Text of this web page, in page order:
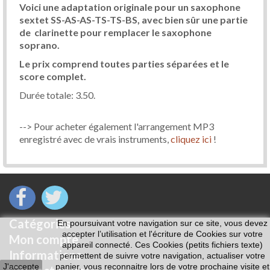
J'accepte
En poursuivant votre navigation sur ce site, vous devez
accepter l’utilisation et l'écriture de Cookies sur votre
appareil connecté. Ces Cookies (petits fichiers texte)
permettent de suivre votre navigation, actualiser votre
panier, vous reconnaitre lors de votre prochaine visite et
Voici une adaptation originale pour un saxophone
sextet SS-AS-AS-TS-TS-BS, avec bien sûr une partie
de clarinette pour remplacer le saxophone
soprano.
Le prix comprend toutes parties séparées et le
score complet.
Durée totale: 3.50.
--> Pour acheter également l'arrangement MP3
enregistré avec de vrais instruments,cliquez ici !
Catégories
Mon compte
Informations